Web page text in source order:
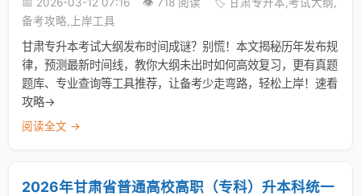
备考攻略,上岸工具
甘肃专升本考试大纲发布时间成谜？别慌！本文揭秘历年发布规
律，预测最新时间线，教你大纲未出时如何高效复习，更有真题
题库、专业查询等工具推荐，让备考少走弯路，轻松上岸！速看
攻略→
阅读全文 →
2026年甘肃省普通高校高职（专科）升本科统一